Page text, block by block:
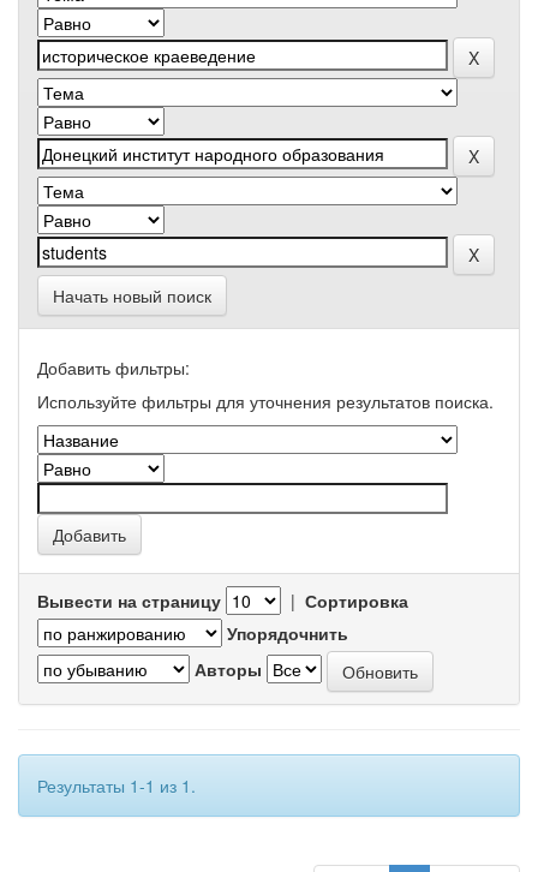
Начать новый поиск
Добавить фильтры:
Используйте фильтры для уточнения результатов поиска.
Вывести на страницу | Сортировка
Упорядочнить
Авторы
Результаты 1-1 из 1.